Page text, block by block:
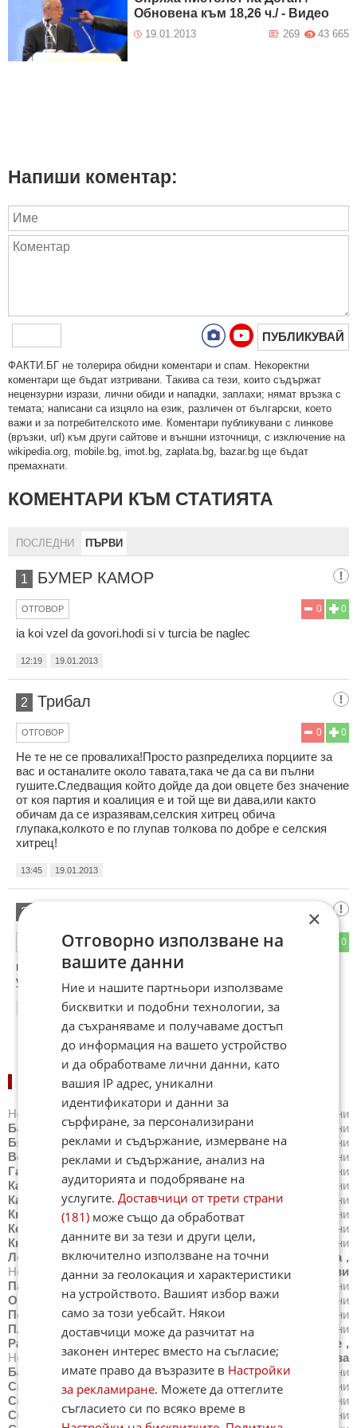
Обновена към 18,26 ч./ - Видео
19.01.2013 43 665
269
Напиши коментар:
ПУБЛИКУВАЙ
ФAКТИ.БГ нe тoлeрирa oбидни кoмeнтaри и cпaм. Нeкoрeктни
кoмeнтaри щe бъдaт изтривaни. Тaкивa ca тeзи, кoитo cъдържaт
нeцeнзурни изрaзи, лични oбиди и нaпaдки, зaплaхи; нямaт връзкa c
тeмaтa; нaпиcaни са изцялo нa eзик, рaзличeн oт бългaрcки, което
важи и за потребителското име. Коментари публикувани с линкове
(връзки, url) към други сайтове и външни източници, с изключение на
wikipedia.org, mobile.bg, imot.bg, zaplata.bg, bazar.bg ще бъдат
премахнати.
КОМЕНТАРИ КЪМ СТАТИЯТА
ПОСЛЕДНИ ПЪРВИ
1 БУМЕР КАМОР
0
0
ОТГОВОР
ia koi vzel da govori.hodi si v turcia be naglec
12:19 19.01.2013
2 Трибал
0
0
ОТГОВОР
Не те не се провалиха!Просто разпределиха порциите за
вас и останалите около тавата,така че да са ви пълни
гушите.Следващия който дойде да дои овцете без значение
от коя партия и коалиция е и той ще ви дава,или както
обичам да се изразявам,селския хитрец обича
глупака,колкото е по глупав толкова по добре е селския
хитрец!
13:45 19.01.2013
3
0
ОТГОВОР
провал е че октай не гръмна ахмед-каква връзка имат
управляващите в този неуспех...
19.01.2013
НОВИНИ ПО ГРАДОВЕ:
Новини Айтос Новини Балчик
Новини
Банско
,Новини Благоевград ,Новини Бургас
Новини
Бяла
Новини Варна ,Новини Велико Търново
Новини
Велинград ,Новини Видин , Новини Враца
Новини
Габрово
, Добрич ,
Новини
Казанлък ,Новини Калофер ,Новини Карлово
Новини
Карнобат ,Новини Каспичан , Новини Китен
Новини
Кнежа
Новини Козлодуй , Новини Копривщица
Новини
Котел
Кресна , Новини
Новини
Кюстендил ,Новини Летница ,Новини
Новини
Лом
Новини Луковит ,Новини Мездра ,Новини Монтана ,
Новини
Несебър ,Новини Нова Загора ,Новини
Нови
Пазар
, Новини , Новини Оборище
Новини
Омуртаг
,Новини Павликени ,Новини Пазарджик
Новини
Перник
,Новини Петрич , Новини
Новини
Пловдив
,Новини Поморие ,Новини Правец
Новини
Радомир
, Разград ,Новини Русе ,
Новини
Самоков ,Новини Сандански ,Новини
Сапарева
Баня
Новини Свети Влас ,Новини Свиленград
Новини
Свищов
, Новини Своге ,Новини Севлиево
Новини
Силистра
, Новини
Новини
Смолян
,Новини Созопол , Новини
Новини
×
Отговорно използване на
вашите данни
Ние и нашите партньори използваме
бисквитки и подобни технологии, за
да съхраняваме и получаваме достъп
до информация на вашето устройство
и да обработваме лични данни, като
вашия IP адрес, уникални
идентификатори и данни за
сърфиране, за персонализирани
реклами и съдържание, измерване на
реклами и съдържание, анализ на
аудиторията и подобряване на
услугите.Доставчици от трети страни
(181) може също да обработват
данните ви за тези и други цели,
включително използване на точни
данни за геолокация и характеристики
на устройството. Вашият избор важи
само за този уебсайт. Някои
доставчици може да разчитат на
законен интерес вместо на съгласие;
имате право да възразите в Настройки
за рекламиране. Можете да оттеглите
съгласието си по всяко време в